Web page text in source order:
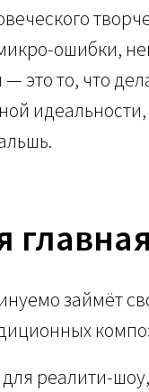
ошибки,
это то, что
займёт
реалити-